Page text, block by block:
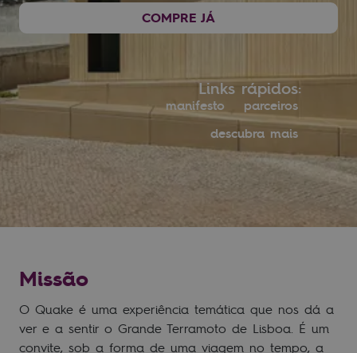
COMPRE JÁ
Links rápidos:
manifesto
parceiros
descubra mais
Missão
O Quake é uma experiência temática que nos dá a
ver e a sentir o Grande Terramoto de Lisboa. É um
convite, sob a forma de uma viagem no tempo, a